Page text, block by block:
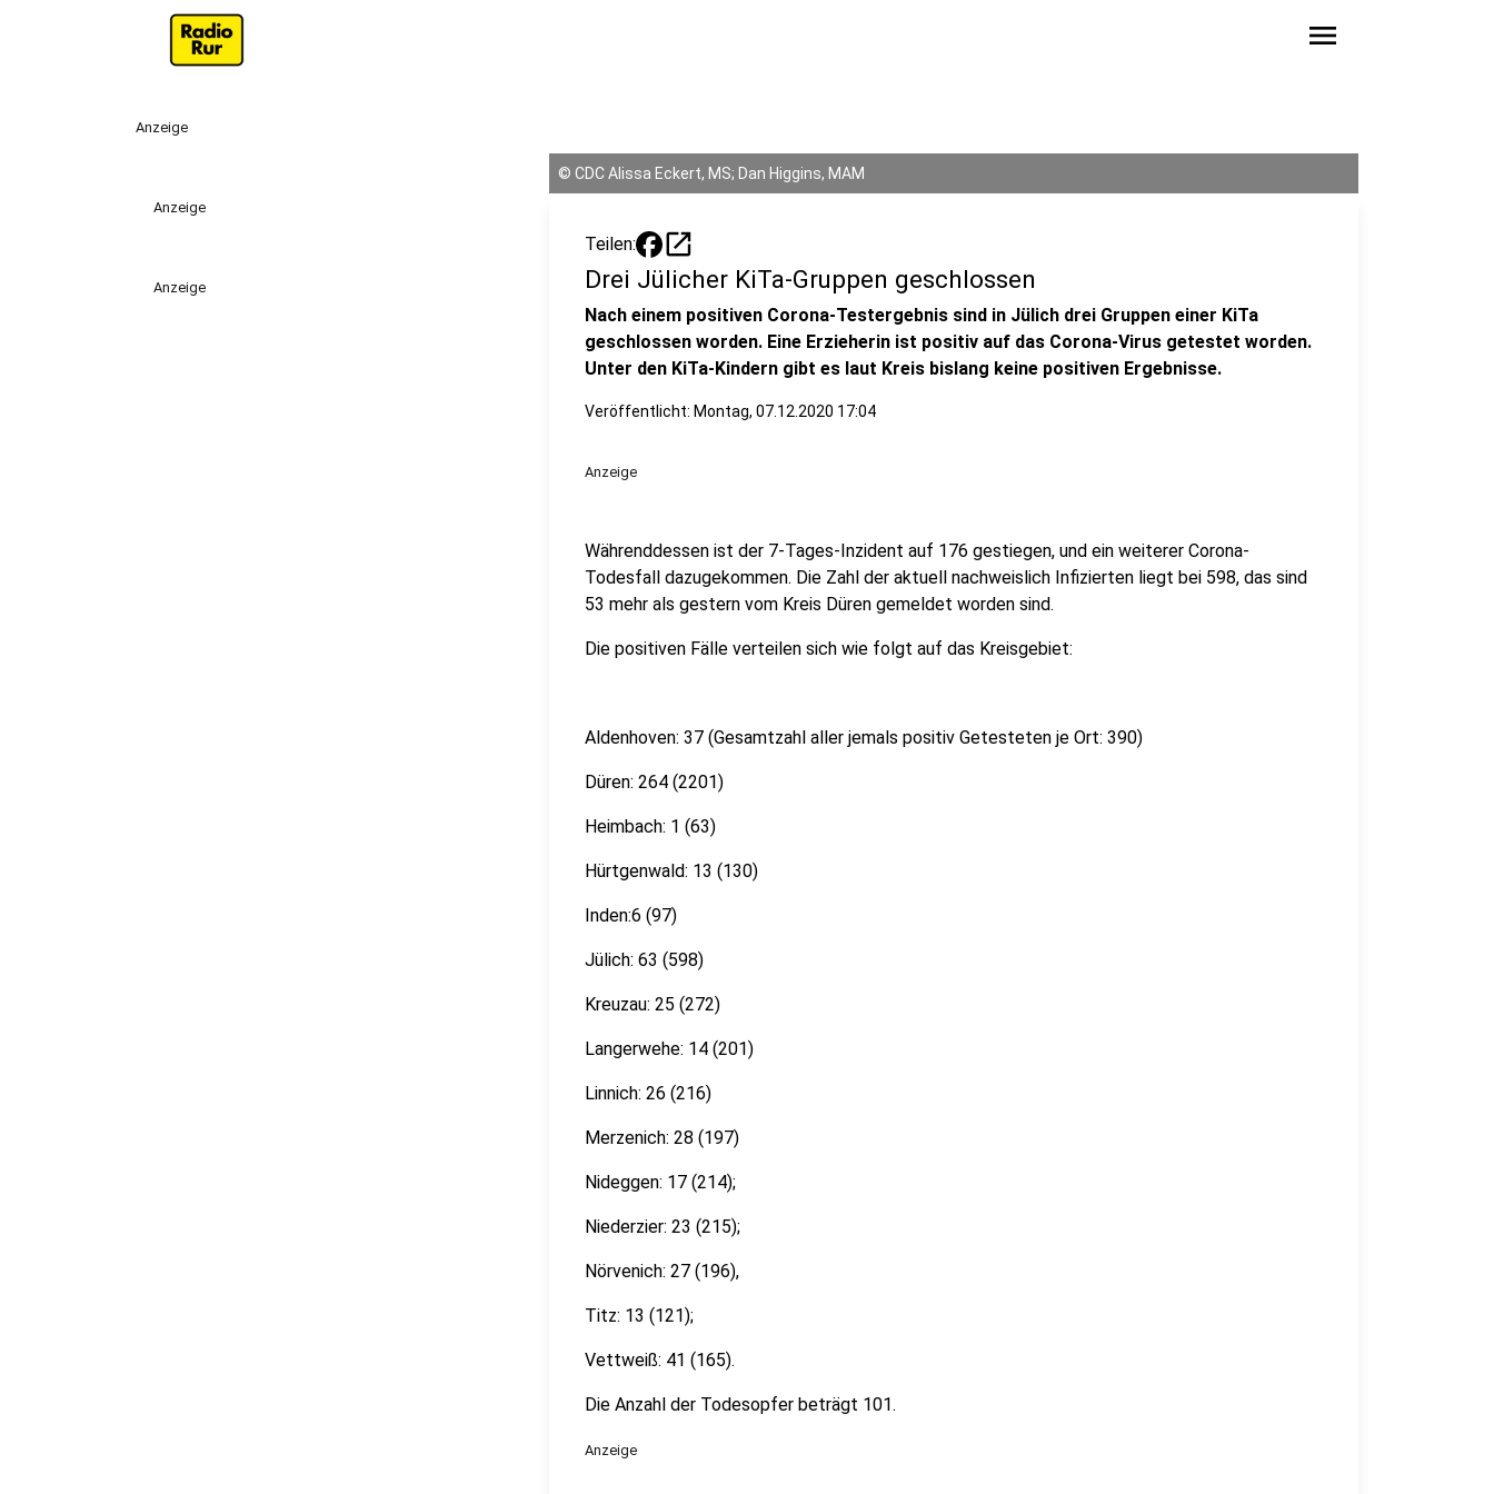
menu
Anzeige
Anzeige
Anzeige
© CDC Alissa Eckert, MS; Dan Higgins, MAM
Teilen: open_in_new
Drei Jülicher KiTa-Gruppen geschlossen
Nach einem positiven Corona-Testergebnis sind in Jülich drei Gruppen einer KiTa
geschlossen worden. Eine Erzieherin ist positiv auf das Corona-Virus getestet worden.
Unter den KiTa-Kindern gibt es laut Kreis bislang keine positiven Ergebnisse.
Veröffentlicht: Montag, 07.12.2020 17:04
Anzeige
Währenddessen ist der 7-Tages-Inzident auf 176 gestiegen, und ein weiterer Corona-
Todesfall dazugekommen. Die Zahl der aktuell nachweislich Infizierten liegt bei 598, das sind
53 mehr als gestern vom Kreis Düren gemeldet worden sind.
Die positiven Fälle verteilen sich wie folgt auf das Kreisgebiet:
Aldenhoven: 37 (Gesamtzahl aller jemals positiv Getesteten je Ort: 390)
Düren: 264 (2201)
Heimbach: 1 (63)
Hürtgenwald: 13 (130)
Inden:6 (97)
Jülich: 63 (598)
Kreuzau: 25 (272)
Langerwehe: 14 (201)
Linnich: 26 (216)
Merzenich: 28 (197)
Nideggen: 17 (214);
Niederzier: 23 (215);
Nörvenich: 27 (196),
Titz: 13 (121);
Vettweiß: 41 (165).
Die Anzahl der Todesopfer beträgt 101.
Anzeige